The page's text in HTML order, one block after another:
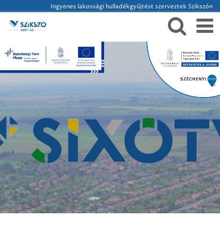
Ingyenes lakossági hulladékgyűjtést szerveztek Szikszón